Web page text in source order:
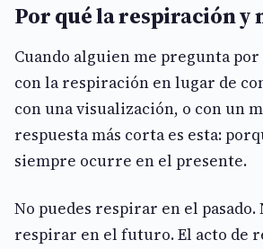
Por qué la respiración y
Cuando alguien me pregunta por
con la respiración en lugar de
con una visualización, o con un
respuesta más corta es esta:
siempre ocurre en el presente.
No puedes respirar en el pasado.
respirar en el futuro. El acto de